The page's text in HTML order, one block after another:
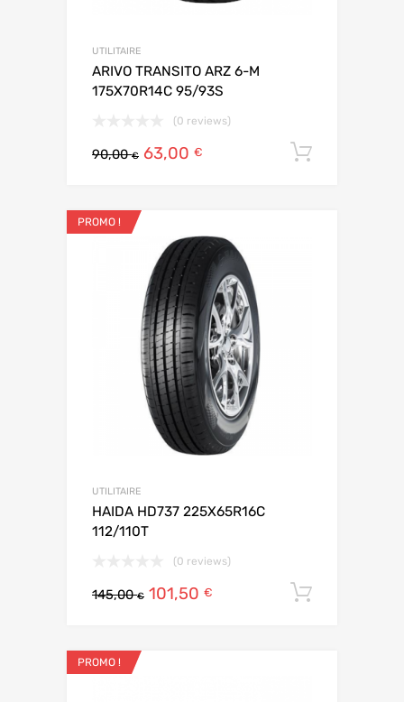
UTILITAIRE
ARIVO TRANSITO ARZ 6-M
175X70R14C 95/93S
(0 reviews)
90,00€ 63,00 €
PROMO !
UTILITAIRE
HAIDA HD737 225X65R16C
112/110T
(0 reviews)
145,00€ 101,50 €
PROMO !